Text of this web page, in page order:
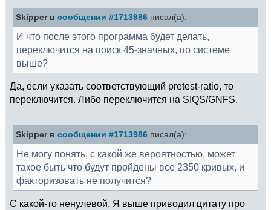
Skipper в сообщении #1713986 писал(а):
И что после этого программа будет делать,
переключится на поиск 45-значных, по системе
выше?
Да, если указать соответствующий pretest-ratio, то
переключится. Либо переключится на SIQS/GNFS.
Skipper в сообщении #1713986 писал(а):
Не могу понять, с какой же вероятностью, может
такое быть что будут пройдены все 2350 кривых, и
факторизовать не получится?
С какой-то ненулевой. Я выше приводил цитату про